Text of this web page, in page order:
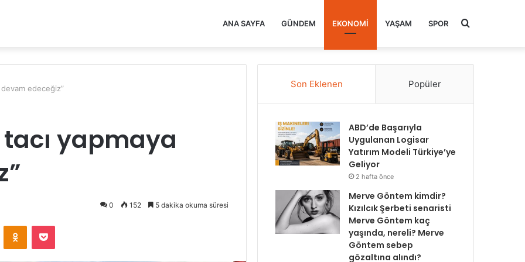
ANA SAYFA GÜNDEM EKONOMI YAŞAM SPOR Arama
edeceğiz”
yapmaya
0 152 5 dakika okuma süresi
Odnoklassniki
Pocket
Son Eklenen Popüler
ABD’de Başarıyla
Uygulanan Logisar
Yatırım Modeli Türkiye’ye
Geliyor
2 hafta önce
Merve Göntem kimdir?
Kızılcık Şerbeti senaristi
Merve Göntem kaç
yaşında, nereli? Merve
Göntem sebep
gözaltına alındı?